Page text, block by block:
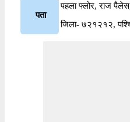
पता
पहला फ्लोर, राज
जिला- ७२१२१२,